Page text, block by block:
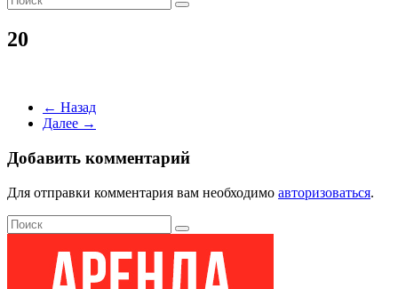
20
← Назад
Далее →
Добавить комментарий
Для отправки комментария вам необходимо авторизоваться.